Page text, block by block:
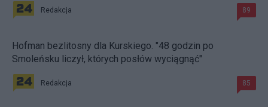
Redakcja 89
Hofman bezlitosny dla Kurskiego. "48 godzin po
Smoleńsku liczył, których posłów wyciągnąć"
Redakcja 85